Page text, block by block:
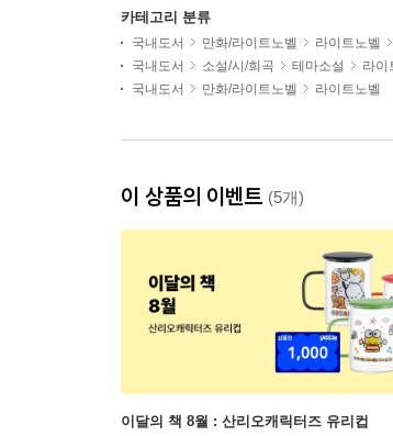
카테고리 분류
국내도서 만화/라이트노벨 라이트노벨
국내도서
소설/시/희곡 테마소설
라이
국내도서
만화/라이트노벨 라이트노벨
이 상품의 이벤트 (5개)
이달의 책 8월 : 산리오캐릭터즈 유리컵